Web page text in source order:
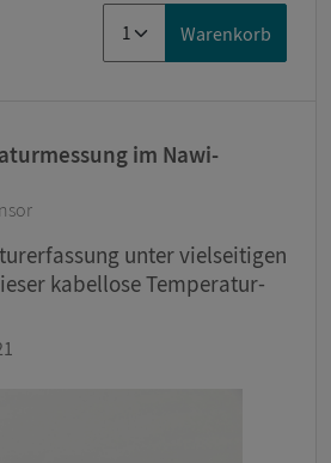
Warenkorb
im Nawi-
unter vielseitigen
kabellose Temperatur-